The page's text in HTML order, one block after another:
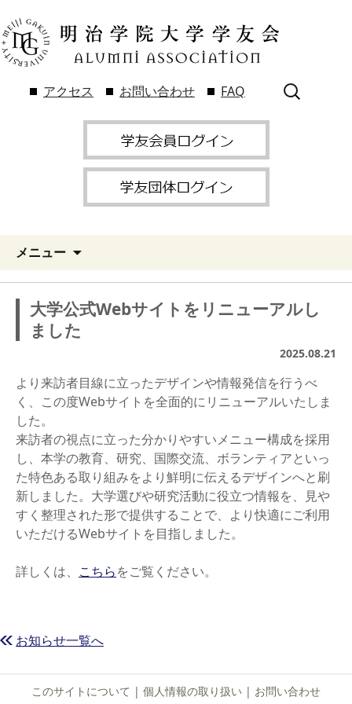
アクセス お問い合わせ FAQ
検
索:
メニュー
大学公式Webサイトをリニューアルし
ました
2025.08.21
より来訪者目線に立ったデザインや情報発信を行うべ
く、この度Webサイトを全面的にリニューアルいたしま
した。
来訪者の視点に立った分かりやすいメニュー構成を採用
し、本学の教育、研究、国際交流、ボランティアといっ
た特色ある取り組みをより鮮明に伝えるデザインへと刷
新しました。大学選びや研究活動に役立つ情報を、見や
すく整理された形で提供することで、より快適にご利用
いただけるWebサイトを目指しました。
詳しくは、 こちらをご覧ください。
お知らせ一覧へ
このサイトについて | 個人情報の取り扱い | お問い合わせ